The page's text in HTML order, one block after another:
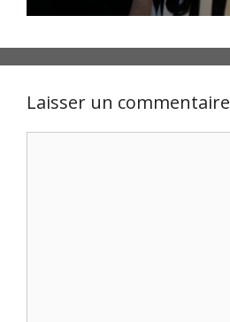
Laisser un commentaire